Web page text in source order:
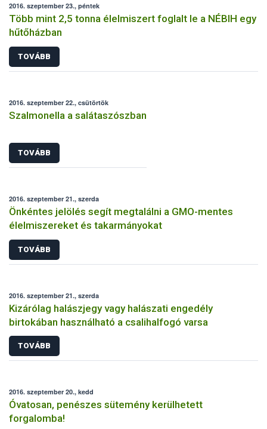
2016. szeptember 23., péntek
Több mint 2,5 tonna élelmiszert foglalt le a NÉBIH egy
hűtőházban
TOVÁBB
2016. szeptember 22., csütörtök
Szalmonella a salátaszószban
TOVÁBB
2016. szeptember 21., szerda
Önkéntes jelölés segít megtalálni a GMO-mentes
élelmiszereket és takarmányokat
TOVÁBB
2016. szeptember 21., szerda
Kizárólag halászjegy vagy halászati engedély
birtokában használható a csalihalfogó varsa
TOVÁBB
2016. szeptember 20., kedd
Óvatosan, penészes sütemény kerülhetett
forgalomba!